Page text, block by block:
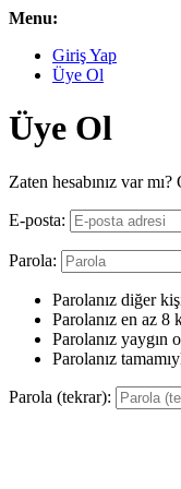
Menu:
Giriş Yap
Üye Ol
Üye Ol
Zaten hesabınız var
E-posta:
Parola:
Parolanız diğer
Parolanız en az 8
Parolanız yaygın
Parolanız
Parola (tekrar):